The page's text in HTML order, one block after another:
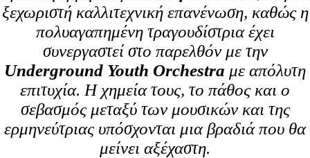
ξεχωριστή καλλιτεχνική επανένωση, καθώς η
πολυαγαπημένη τραγουδίστρια έχει
συνεργαστεί στο παρελθόν με την
Underground Youth Orchestra με απόλυτη
επιτυχία. Η χημεία τους, το πάθος και ο
σεβασμός μεταξύ των μουσικών και της
ερμηνεύτριας υπόσχονται μια βραδιά που θα
μείνει αξέχαστη.